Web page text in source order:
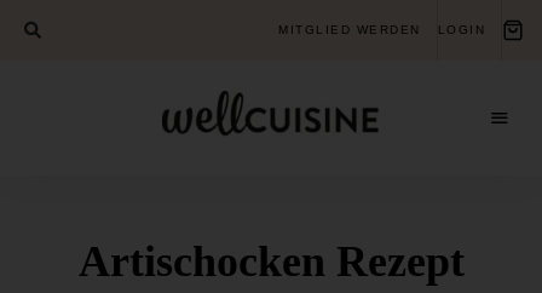
MITGLIED WERDEN LOGIN
Artischocken Rezept